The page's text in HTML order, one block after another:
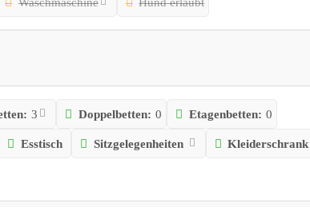
Waschmaschine Hund erlaubt
3 Doppelbetten: 0 Etagenbetten: 0
Esstisch Sitzgelegenheiten Kleiderschrank